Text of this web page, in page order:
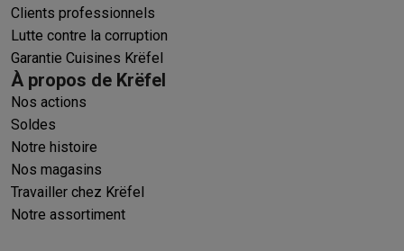
Clients professionnels
Lutte contre la corruption
Garantie Cuisines Krëfel
À propos de Krëfel
Nos actions
Soldes
Notre histoire
Nos magasins
Travailler chez Krëfel
Notre assortiment